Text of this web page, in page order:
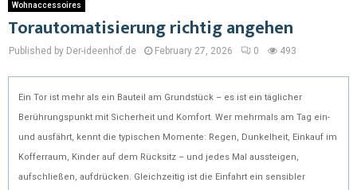
Wohnaccessoires
Torautomatisierung richtig angehen
Published by Der-ideenhof.de February 27, 2026 0 493
Ein Tor ist mehr als ein Bauteil am Grundstück – es ist ein täglicher
Berührungspunkt mit Sicherheit und Komfort. Wer mehrmals am Tag ein-
und ausfährt, kennt die typischen Momente: Regen, Dunkelheit, Einkauf im
Kofferraum, Kinder auf dem Rücksitz – und jedes Mal aussteigen,
aufschließen, aufdrücken. Gleichzeitig ist die Einfahrt ein sensibler